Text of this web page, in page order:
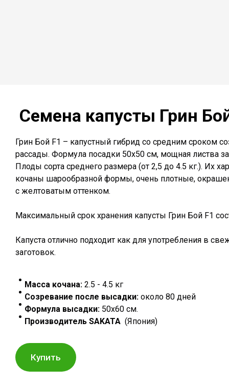
Семена капусты Грин
Грин Бой F1 – капустный гибрид со средним сроком
рассады. Формула посадки 50х50 см, мощная листва
Плоды сорта среднего размера (от 2,5 до 4.5 кг.). Их
кочаны шарообразной формы, очень плотные,
с желтоватым оттенком.
Максимальный срок хранения капусты Грин Бой F1
Капуста отлично подходит как для употребления в
заготовок.
Масса кочана: 2.5 - 4.5 кг
Созревание после высадки: около 80 дней
Формула высадки: 50х60 см.
Производитель SAKATA (Япония)
Купить